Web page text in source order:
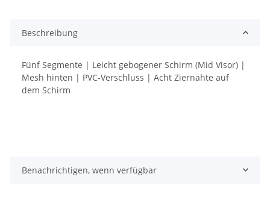
Beschreibung
Fünf Segmente | Leicht gebogener Schirm (Mid Visor) |
Mesh hinten | PVC-Verschluss | Acht Ziernähte auf
dem Schirm
Benachrichtigen, wenn verfügbar